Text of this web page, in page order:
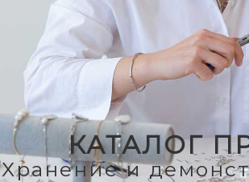
КАТАЛОГ
Хранение и